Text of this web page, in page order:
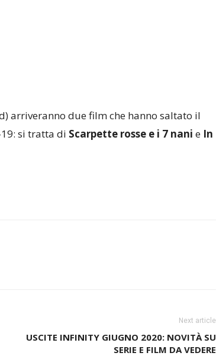
arriveranno due film che hanno saltato il
si tratta di Scarpette rosse e i 7 nani e In
Next article
USCITE INFINITY GIUGNO 2020: NOVITÀ SU
SERIE E FILM DA VEDERE